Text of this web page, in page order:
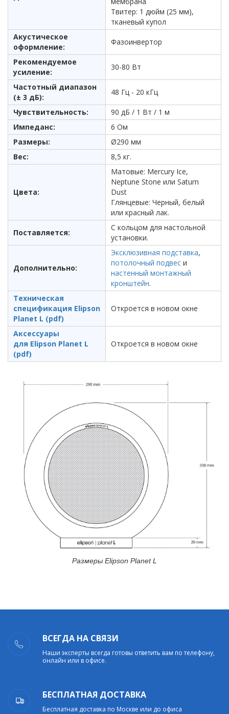
Твитер: 1 дюйм (25 мм),
тканевый купол
Акустическое
оформление:
Фазоинвертор
Рекомендуемое
усиление:
30-80 Вт
Частотный диапазон
(± 3 дБ):
48 Гц - 20 кГц
Чувствительность:
90 дБ / 1 Вт / 1 м
Импеданс:
6 Ом
Размеры:
Ø290 мм
Вес:
8,5 кг.
Цвета:
Матовые: Mercury Ice,
Neptune Stone или Saturn
Dust
Глянцевые: Черный, белый
или красный лак.
Поставляется:
С кольцом для настольной
установки.
Дополнительно:
Эксклюзивная подставка,
потолочный подвес и
настенный монтажный
кронштейн.
Техническая
спецификация Elipson
Planet L (pdf)
Откроется в новом окне
Аксессуары
для Elipson Planet L
(pdf)
Откроется в новом окне
Размеры Elipson Planet L
ВСЕГДА НА СВЯЗИ
Наши эксперты всегда готовы ответить вам по телефону,
онлайн или в офисе.
БЕСПЛАТНАЯ ДОСТАВКА
Бесплатная доставка по Москве или до офиса